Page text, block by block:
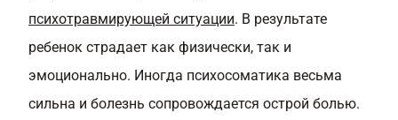
психотравмирующей ситуации. В результате
ребенок страдает как физически, так и
эмоционально. Иногда психосоматика весьма
сильна и болезнь сопровождается острой болью.